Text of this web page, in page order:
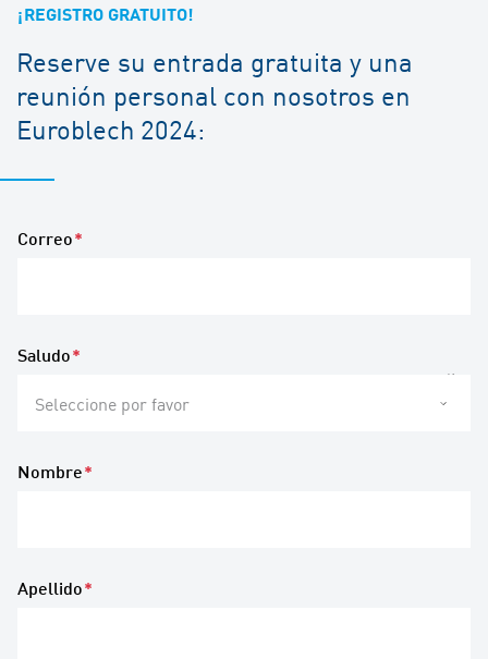
¡REGISTRO GRATUITO!
Reserve su entrada gratuita y una
reunión personal con nosotros en
Euroblech 2024:
Correo*
Saludo*
Seleccione por favor
Nombre*
Apellido*